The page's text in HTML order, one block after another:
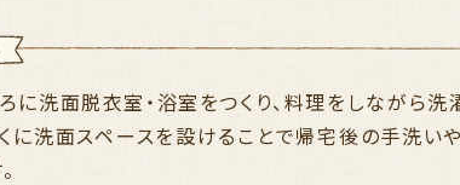
に洗面脱衣室・浴室をつくり、料理をしながら
に洗面スペースを設けることで帰宅後の手洗い